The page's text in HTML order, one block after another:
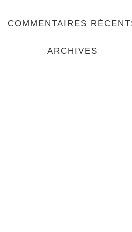
COMMENTAIRES
ARCHIVES